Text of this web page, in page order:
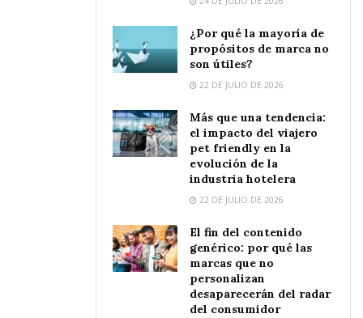
¿Por qué la mayoría de
propósitos de marca no
son útiles?
22 DE JULIO DE 2026
Más que una tendencia:
el impacto del viajero
pet friendly en la
evolución de la
industria hotelera
22 DE JULIO DE 2026
El fin del contenido
genérico: por qué las
marcas que no
personalizan
desaparecerán del radar
del consumidor